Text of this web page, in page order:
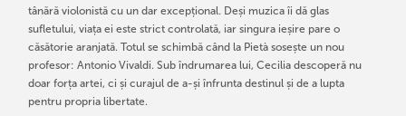
tânără violonistă cu un dar excepțional. Deși muzica îi dă glas
sufletului, viața ei este strict controlată, iar singura ieșire pare o
căsătorie aranjată. Totul se schimbă când la Pietà sosește un nou
profesor: Antonio Vivaldi. Sub îndrumarea lui, Cecilia descoperă nu
doar forța artei, ci și curajul de a-și înfrunta destinul și de a lupta
pentru propria libertate.